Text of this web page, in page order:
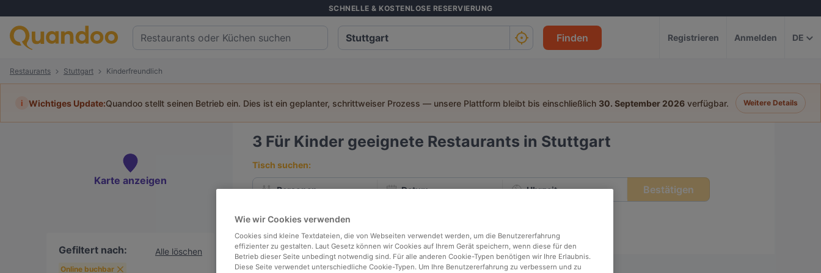
SCHNELLE & KOSTENLOSE RESERVIERUNG
Finden Registrieren Anmelden DE
Restaurants Stuttgart Kinderfreundlich
i Wichtiges Update:Quandoo stellt seinen Betrieb ein. Dies ist ein geplanter, schrittweiser Prozess — unsere Plattform bleibt bis einschließlich 30. September 2026 verfügbar. Weitere Details
Karte anzeigen
Gefiltert nach: Alle löschen
Online buchbar
3 Für Kinder geeignete Restaurants in Stuttgart
Tisch suchen:
Personen Datum Uhrzeit Bestätigen
Relevanz
Wie wir Cookies verwenden
Cookies sind kleine Textdateien, die von Webseiten verwendet werden, um die Benutzererfahrung
effizienter zu gestalten. Laut Gesetz können wir Cookies auf Ihrem Gerät speichern, wenn diese für den
Betrieb dieser Seite unbedingt notwendig sind. Für alle anderen Cookie-Typen benötigen wir Ihre Erlaubnis.
Diese Seite verwendet unterschiedliche Cookie-Typen. Um Ihre Benutzererfahrung zu verbessern und zu